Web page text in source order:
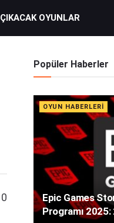
ÇIKACAK OYUNLAR
0
Popüler Haberler
OYUN HABERLERI
Epic Games
Programı 2025: